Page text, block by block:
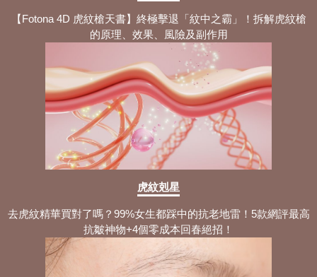
【Fotona 4D 虎紋槍天書】終極擊退「紋中之霸」！拆解虎紋槍
的原理、效果、風險及副作用
虎紋剋星
去虎紋精華買對了嗎？99%女生都踩中的抗老地雷！5款網評最高
抗皺神物+4個零成本回春絕招！